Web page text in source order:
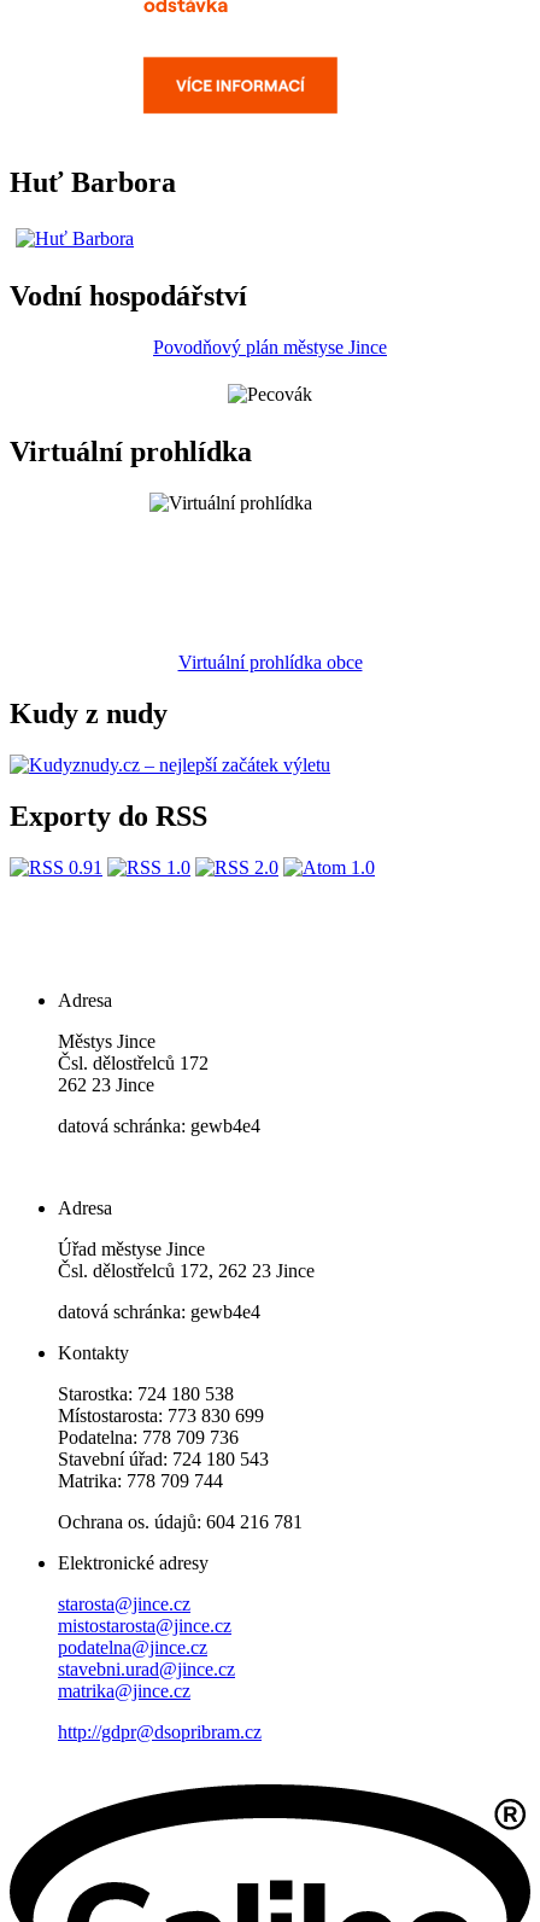
Huť Barbora
Vodní hospodářství
Povodňový plán městyse Jince
Virtuální prohlídka
Virtuální prohlídka obce
Kudy z nudy
Exporty do RSS
Adresa
Městys Jince
Čsl. dělostřelců 172
262 23 Jince
datová schránka: gewb4e4
Adresa
Úřad městyse Jince
Čsl. dělostřelců 172, 262 23 Jince
datová schránka: gewb4e4
Kontakty
Starostka: 724 180 538
Místostarosta: 773 830 699
Podatelna: 778 709 736
Stavební úřad: 724 180 543
Matrika: 778 709 744
Ochrana os. údajů: 604 216 781
Elektronické adresy
starosta@jince.cz
mistostarosta@jince.cz
podatelna@jince.cz
stavebni.urad@jince.cz
matrika@jince.cz
http://gdpr@dsopribram.cz